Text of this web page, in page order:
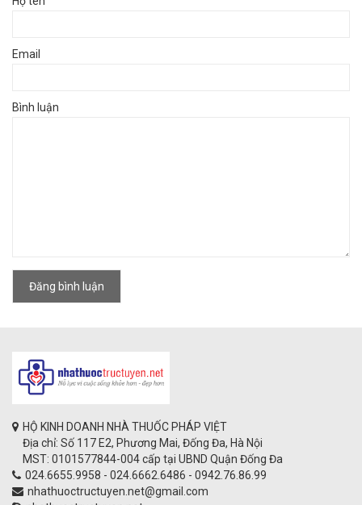
Email
Bình luận
Đăng bình luận
HỘ KINH DOANH NHÀ THUỐC PHÁP VIỆT
Địa chỉ: Số 117 E2, Phương Mai, Đống Đa, Hà Nội
MST: 0101577844-004 cấp tại UBND Quận Đống Đa
024.6655.9958 - 024.6662.6486 - 0942.76.86.99
nhathuoctructuyen.net@gmail.com